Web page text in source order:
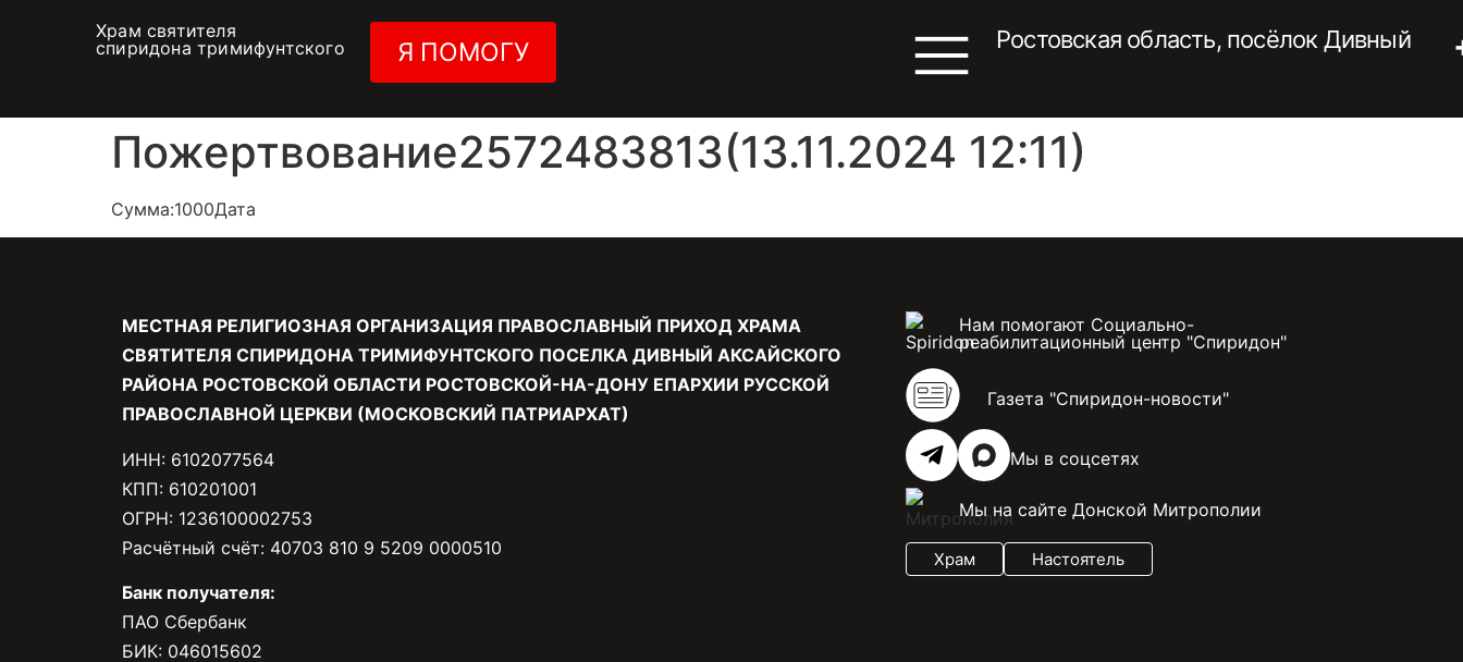
Храм святителя
спиридона тримифунтского
Я ПОМОГУ Ростовская область, посёлок Дивный
Пожертвование2572483813(13.11.2024 12:11)
Сумма:1000Дата
МЕСТНАЯ РЕЛИГИОЗНАЯ ОРГАНИЗАЦИЯ ПРАВОСЛАВНЫЙ ПРИХОД ХРАМА
СВЯТИТЕЛЯ СПИРИДОНА ТРИМИФУНТСКОГО ПОСЕЛКА ДИВНЫЙ АКСАЙСКОГО
РАЙОНА РОСТОВСКОЙ ОБЛАСТИ РОСТОВСКОЙ-НА-ДОНУ ЕПАРХИИ РУССКОЙ
ПРАВОСЛАВНОЙ ЦЕРКВИ (МОСКОВСКИЙ ПАТРИАРХАТ)
ИНН: 6102077564
КПП: 610201001
ОГРН: 1236100002753
Расчётный счёт: 40703 810 9 5209 0000510
Банк получателя:
ПАО Сбербанк
БИК: 046015602
Нам помогают Социально-
реабилитационный центр "Спиридон"
Газета "Спиридон-новости"
Мы в соцсетях
Мы на сайте Донской Митрополии
Храм Настоятель